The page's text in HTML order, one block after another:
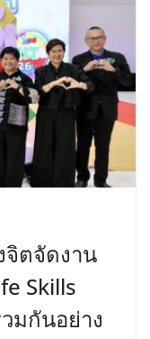
จิตจัดงาน
Skills
มกันอย่าง